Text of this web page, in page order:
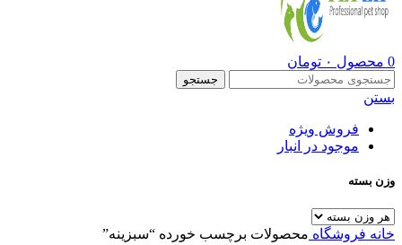
0 محصول ۰ تومان
جستجو
بستن
فروش ویژه
موجود در انبار
وزن بسته
خانه فروشگاه محصولات برچسب خورده “سبزینه”